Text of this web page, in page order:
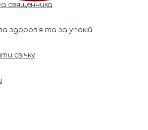
священника
здоров’я та за упокій
свічку